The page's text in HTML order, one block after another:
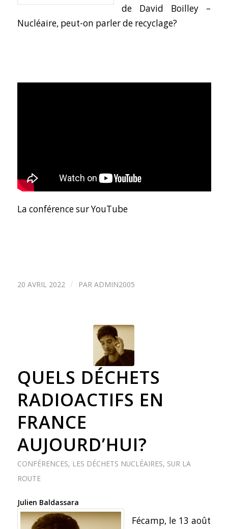
de David Boilley –
Nucléaire, peut-on parler de recyclage?
La conférence sur YouTube
20 AVRIL 2022 / PAR ADMIN2005
QUELS DÉCHETS
RADIOACTIFS EN
FRANCE
AUJOURD’HUI?
CONFÉRENCES, LES DÉCHETS NUCLÉAIRES, SUR LA
ROUTE
Julien Baldassara
Fécamp, le 13 août